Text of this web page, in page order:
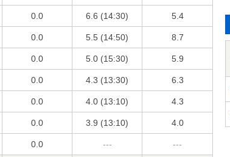
0.0 6.6 (14:30) 5.4
0.0 5.5 (14:50) 8.7
0.0 5.0 (15:30) 5.9
0.0 4.3 (13:30) 6.3
0.0 4.0 (13:10) 4.3
0.0 3.9 (13:10) 4.0
0.0 --- ---